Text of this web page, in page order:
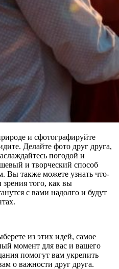
и сфотографируйте
Делайте фото друг друга,
погодой и
и творческий способ
Вы также можете узнать что-
зрения того, как вы
с вами надолго и будут
из этих идей, самое
момент для вас и вашего
помогут вам укрепить
о важности друг друга.